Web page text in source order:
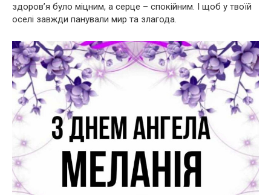
здоров’я було міцним, а серце – спокійним. І щоб у твоїй
оселі завжди панували мир та злагода.